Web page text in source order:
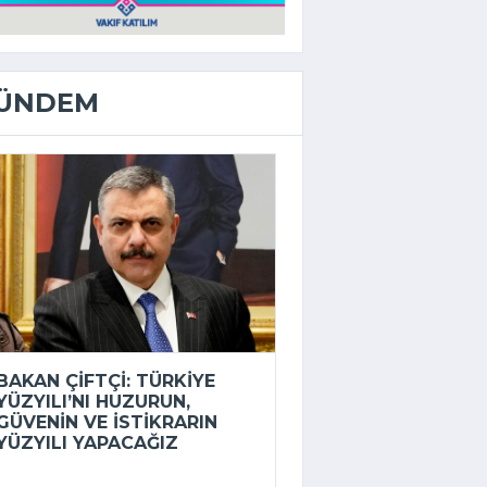
ÇIFTÇI: TÜRKIYE
HUZURUN,
VE ISTIKRARIN
YAPACAĞIZ